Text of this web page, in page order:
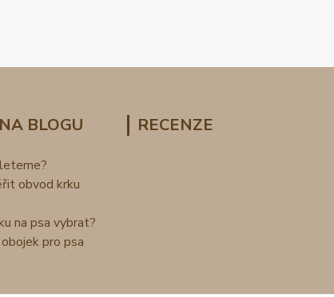
BLOGU
obvod krku
na psa vybrat?
pro psa
RECENZE